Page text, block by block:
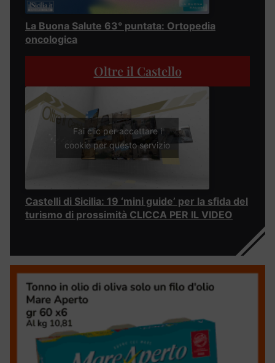
La Buona Salute 63° puntata: Ortopedia
oncologica
Oltre il Castello
Fai clic per accettare i
cookie per questo servizio
Castelli di Sicilia: 19 ‘mini guide’ per la sfida del
turismo di prossimità CLICCA PER IL VIDEO